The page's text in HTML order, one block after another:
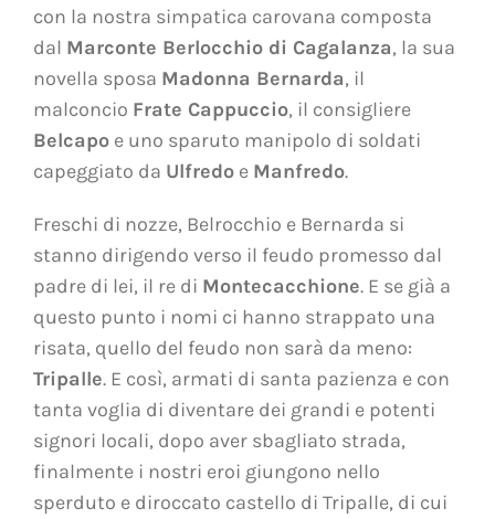
con la nostra simpatica carovana composta
dal Marconte Berlocchio di Cagalanza, la sua
novella sposa Madonna Bernarda, il
malconcio Frate Cappuccio, il consigliere
Belcapoe uno sparuto manipolo di soldati
capeggiato da Ulfredoe Manfredo.
Freschi di nozze, Belrocchio e Bernarda si
stanno dirigendo verso il feudo promesso dal
padre di lei, il re di Montecacchione. E se già a
questo punto i nomi ci hanno strappato una
risata, quello del feudo non sarà da meno:
Tripalle. E così, armati di santa pazienza e con
tanta voglia di diventare dei grandi e potenti
signori locali, dopo aver sbagliato strada,
finalmente i nostri eroi giungono nello
sperduto e diroccato castello di Tripalle, di cui